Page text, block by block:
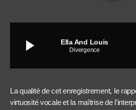
play_arrow Ella And Louis
Divergence
La qualité de cet enregistrement, le
virtuosité vocale et la maîtrise de